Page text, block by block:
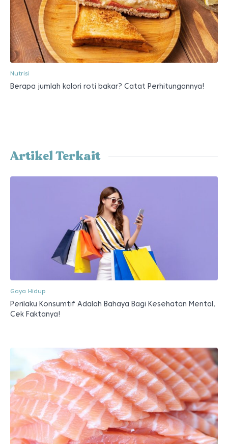
Nutrisi
Berapa jumlah kalori roti bakar? Catat Perhitungannya!
Artikel Terkait
Gaya Hidup
Perilaku Konsumtif Adalah Bahaya Bagi Kesehatan Mental,
Cek Faktanya!